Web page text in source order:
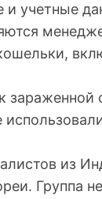
учетные
зараженной
из
Группа